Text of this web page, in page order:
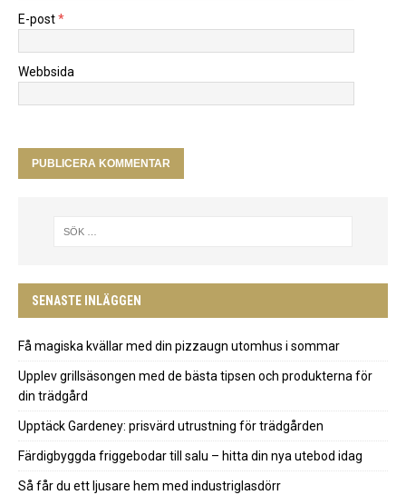
E-post*
Webbsida
SENASTE INLÄGGEN
Få magiska kvällar med din pizzaugn utomhus i sommar
Upplev grillsäsongen med de bästa tipsen och produkterna för
din trädgård
Upptäck Gardeney: prisvärd utrustning för trädgården
Färdigbyggda friggebodar till salu – hitta din nya utebod idag
Så får du ett ljusare hem med industriglasdörr